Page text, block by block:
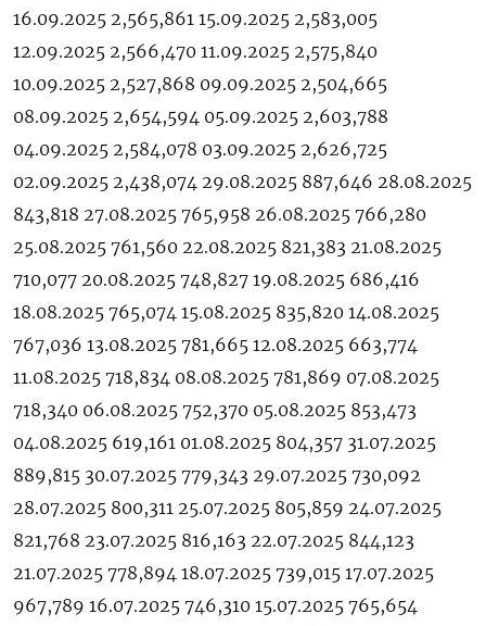
16.09.2025 2,565,861 15.09.2025 2,583,005
12.09.2025 2,566,470 11.09.2025 2,575,840
10.09.2025 2,527,868 09.09.2025 2,504,665
08.09.2025 2,654,594 05.09.2025 2,603,788
04.09.2025 2,584,078 03.09.2025 2,626,725
02.09.2025 2,438,074 29.08.2025 887,646 28.08.2025
843,818 27.08.2025 765,958 26.08.2025 766,280
25.08.2025 761,560 22.08.2025 821,383 21.08.2025
710,077 20.08.2025 748,827 19.08.2025 686,416
18.08.2025 765,074 15.08.2025 835,820 14.08.2025
767,036 13.08.2025 781,665 12.08.2025 663,774
11.08.2025 718,834 08.08.2025 781,869 07.08.2025
718,340 06.08.2025 752,370 05.08.2025 853,473
04.08.2025 619,161 01.08.2025 804,357 31.07.2025
889,815 30.07.2025 779,343 29.07.2025 730,092
28.07.2025 800,311 25.07.2025 805,859 24.07.2025
821,768 23.07.2025 816,163 22.07.2025 844,123
21.07.2025 778,894 18.07.2025 739,015 17.07.2025
967,789 16.07.2025 746,310 15.07.2025 765,654